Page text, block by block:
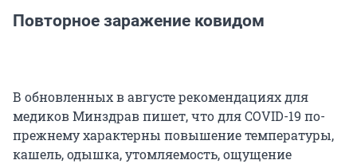
Повторное заражение ковидом
В обновленных в августе рекомендациях для
медиков Минздрав пишет, что для COVID-19 по-
прежнему характерны повышение температуры,
кашель, одышка, утомляемость, ощущение